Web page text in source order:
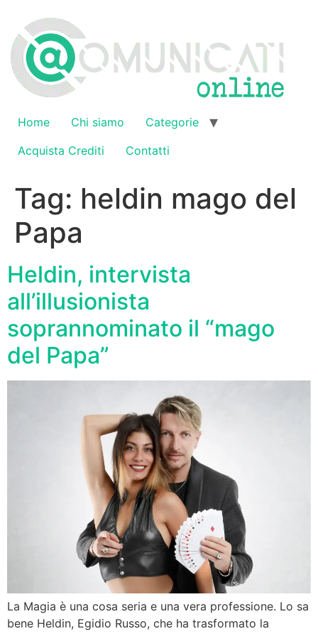
contenuto
Home Chi siamo
Categorie
Acquista Crediti
Contatti
Tag: heldin mago del
Papa
Heldin, intervista
all’illusionista
soprannominato il “mago
del Papa”
La Magia è una cosa seria e una vera professione. Lo sa
bene Heldin, Egidio Russo, che ha trasformato la